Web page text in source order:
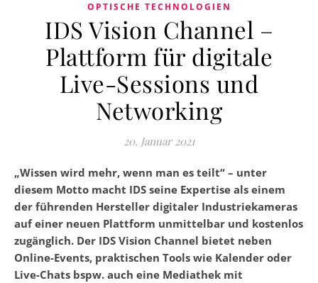
OPTISCHE TECHNOLOGIEN
IDS Vision Channel –
Plattform für digitale
Live-Sessions und
Networking
20. Januar 2021
„Wissen wird mehr, wenn man es teilt“ – unter
diesem Motto macht IDS seine Expertise als einem
der führenden Hersteller digitaler Industriekameras
auf einer neuen Plattform unmittelbar und kostenlos
zugänglich. Der IDS Vision Channel bietet neben
Online-Events, praktischen Tools wie Kalender oder
Live-Chats bspw. auch eine Mediathek mit